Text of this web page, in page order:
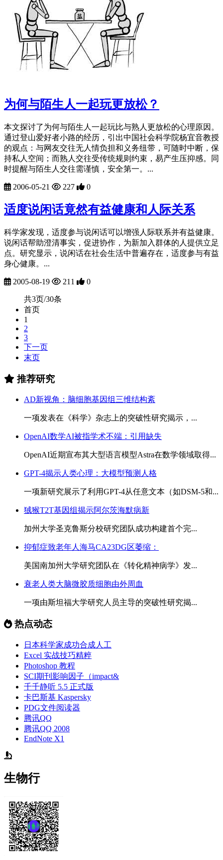
为何与陌生人一起玩更放松？
本文探讨了为何与陌生人一起玩比与熟人更放松的心理原因。
通过登山爱好者小路的经历，引出中国社会科学院杨宜音教授
的观点：与网友交往无人情负担和义务纽带，可随时中断，保
持私人空间；而熟人交往受传统规则约束，易产生压抑感。同
时提醒与陌生人交往需谨慎，安全第一。...
2006-05-21 227 0
适度说闲话竟然有益健康和人际关系
科学家发现，适度参与说闲话可以增强人际联系并有益健康。
说闲话帮助澄清事实，促进协作，为新加入群体的人提供立足
点。研究显示，说闲话在社会生活中普遍存在，适度参与有益
身心健康。...
2005-08-19 211 0
共3页/30条
首页
1
2
3
下一页
末页
推荐研究
AD新视角：脑细胞基因组三维结构紊
一项发表在《科学》杂志上的突破性研究揭示，...
OpenAI数学AI被指学术不端：引用缺失
OpenAI近期宣布其大型语言模型Astra在数学领域取得...
GPT-4揭示人类心理：大模型预测人格
一项新研究展示了利用GPT-4从任意文本（如DSM-5和...
狨猴T2T基因组揭示阿尔茨海默病新
加州大学圣克鲁斯分校研究团队成功构建首个完...
抑郁症致老年人海马CA23DG区萎缩：
美国南加州大学研究团队在《转化精神病学》发...
衰老人类大脑微胶质细胞由外周血
一项由斯坦福大学研究人员主导的突破性研究揭...
热点动态
日本科学家成功合成人工
Excel 实战技巧精粹
Photoshop 教程
SCI期刊影响因子（impact&
千千静听 5.5 正式版
卡巴斯基 Kaspersky
PDG文件阅读器
腾讯QQ
腾讯QQ 2008
EndNote X1
生物行